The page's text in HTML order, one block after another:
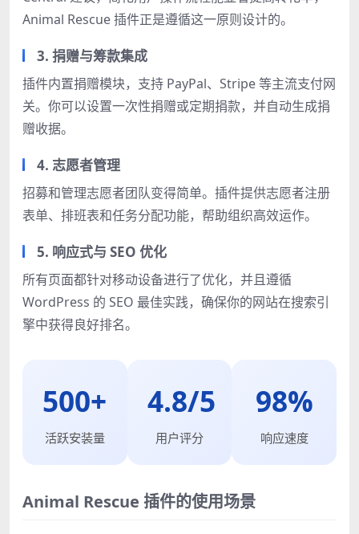
Animal Rescue 插件正是遵循这一原则设计的。
3. 捐赠与筹款集成
插件内置捐赠模块，支持 PayPal、Stripe 等主流支付网
关。你可以设置一次性捐赠或定期捐款，并自动生成捐
赠收据。
4. 志愿者管理
招募和管理志愿者团队变得简单。插件提供志愿者注册
表单、排班表和任务分配功能，帮助组织高效运作。
5. 响应式与 SEO 优化
所有页面都针对移动设备进行了优化，并且遵循
WordPress 的 SEO 最佳实践，确保你的网站在搜索引
擎中获得良好排名。
500+
活跃安装量
4.8/5
用户评分
98%
响应速度
Animal Rescue 插件的使用场景